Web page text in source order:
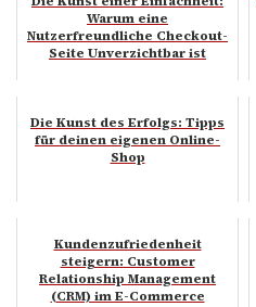
Warum eine
Nutzerfreundliche Checkout-
Seite Unverzichtbar ist
Die Kunst des Erfolgs: Tipps
für deinen eigenen Online-
Shop
Kundenzufriedenheit
steigern: Customer
Relationship Management
(CRM) im E-Commerce